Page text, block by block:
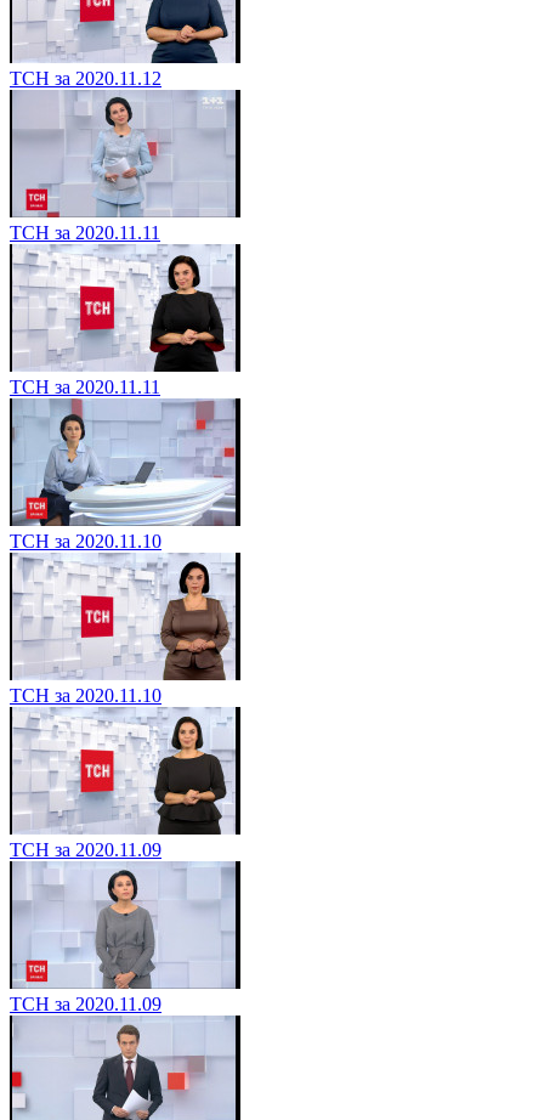
ТСН за 2020.11.12
ТСН за 2020.11.11
ТСН за 2020.11.11
ТСН за 2020.11.10
ТСН за 2020.11.10
ТСН за 2020.11.09
ТСН за 2020.11.09